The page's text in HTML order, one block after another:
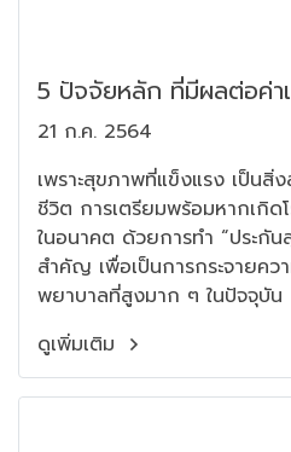
5 ปัจจัยหลัก ที่มีผลต่อค่า
21 ก.ค. 2564
เพราะสุขภาพที่แข็งแรง เป็น
ชีวิต การเตรียมพร้อมหากเกิด
ในอนาคต ด้วยการทำ “ประกัน
สำคัญ เพื่อเป็นการกระจายคว
พยาบาลที่สูงมาก ๆ ในปัจจุบัน
ดูเพิ่มเติม